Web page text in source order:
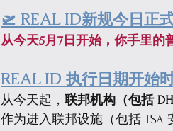
🛫 REAL ID新规今日正
从今天5月7日开始，你手里的
REAL ID 执行日期开始
从今天起， 联邦机构（包括
作为进入联邦设施（包括 TSA